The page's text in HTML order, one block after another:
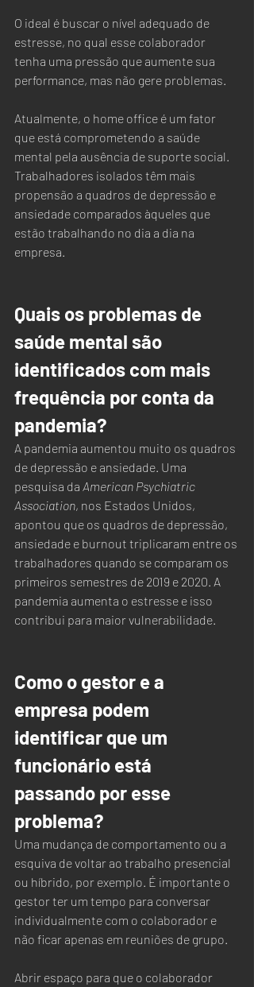
O ideal é buscar o nível adequado de
estresse, no qual esse colaborador
tenha uma pressão que aumente sua
performance, mas não gere problemas.
Atualmente, o home office é um fator
que está comprometendo a saúde
mental pela ausência de suporte social.
Trabalhadores isolados têm mais
propensão a quadros de depressão e
ansiedade comparados àqueles que
estão trabalhando no dia a dia na
empresa.
Quais os problemas de
saúde mental são
identificados com mais
frequência por conta da
pandemia?
A pandemia aumentou muito os quadros
de depressão e ansiedade. Uma
pesquisa da American Psychiatric
Association, nos Estados Unidos,
apontou que os quadros de depressão,
ansiedade e burnout triplicaram entre os
trabalhadores quando se comparam os
primeiros semestres de 2019 e 2020. A
pandemia aumenta o estresse e isso
contribui para maior vulnerabilidade.
Como o gestor e a
empresa podem
identificar que um
funcionário está
passando por esse
problema?
Uma mudança de comportamento ou a
esquiva de voltar ao trabalho presencial
ou híbrido, por exemplo. É importante o
gestor ter um tempo para conversar
individualmente com o colaborador e
não ficar apenas em reuniões de grupo.
Abrir espaço para que o colaborador